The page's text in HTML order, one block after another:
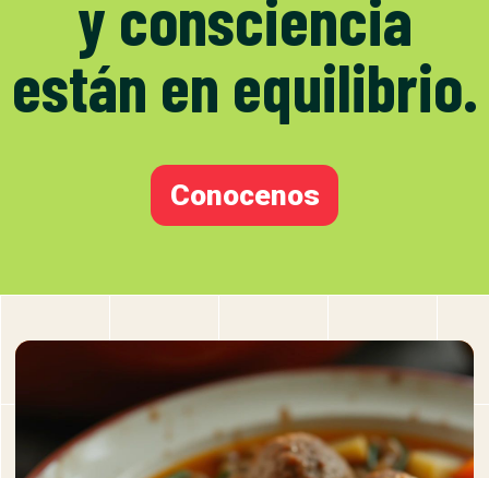
y consciencia
están en equilibrio.
Conocenos